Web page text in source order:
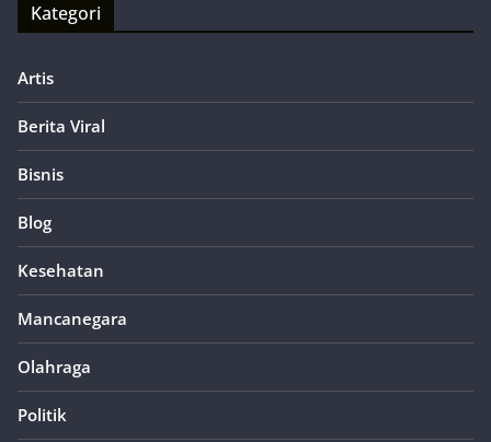
Kategori
Artis
Berita Viral
Bisnis
Blog
Kesehatan
Mancanegara
Olahraga
Politik